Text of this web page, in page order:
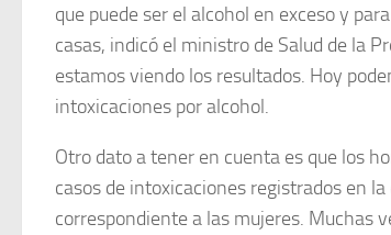
que puede ser el alcohol en exceso y
casas, indicó el ministro de Salud de la
estamos viendo los resultados. Hoy
intoxicaciones por alcohol.
Otro dato a tener en cuenta es que los
casos de intoxicaciones registrados en
correspondiente a las mujeres. Muchas